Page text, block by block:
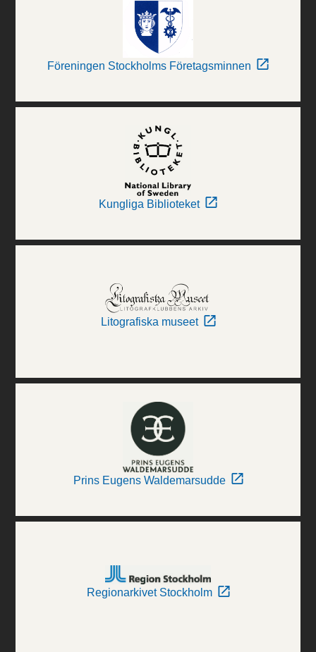
Föreningen Stockholms Företagsminnen
Kungliga Biblioteket
Litografiska museet
Prins Eugens Waldemarsudde
Regionarkivet Stockholm